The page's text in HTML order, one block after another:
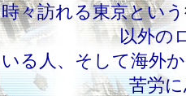
時々訪れる東京とい
以外の
いる人、そして海外
苦労